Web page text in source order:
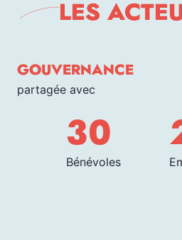
LES
GOUVERNANCE
partagée avec
30
Bénévoles